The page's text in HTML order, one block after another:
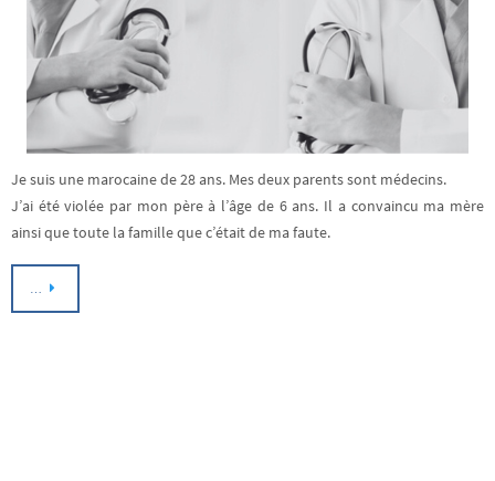
Je suis une marocaine de 28 ans. Mes deux parents sont médecins.
J’ai été violée par mon père à l’âge de 6 ans. Il a convaincu ma mère
ainsi que toute la famille que c’était de ma faute.
…